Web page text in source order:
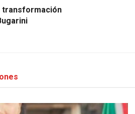
transformación